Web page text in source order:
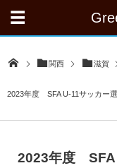
関西 滋賀
2023年度 SFA U-11サッカー
2023年度 SFA